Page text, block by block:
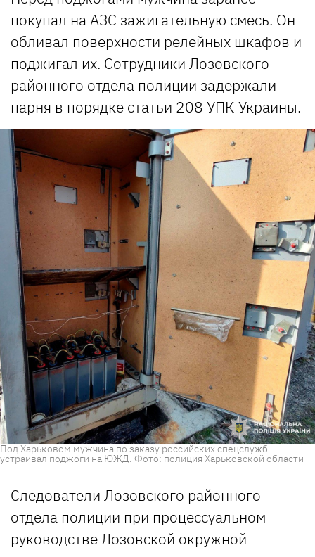
покупал на АЗС зажигательную смесь. Он
обливал поверхности релейных шкафов и
поджигал их. Сотрудники Лозовского
районного отдела полиции задержали
парня в порядке статьи 208 УПК Украины.
Под Харьковом мужчина по заказу российских спецслужб
устраивал поджоги на ЮЖД. Фото: полиция Харьковской области
Следователи Лозовского районного
отдела полиции при процессуальном
руководстве Лозовской окружной